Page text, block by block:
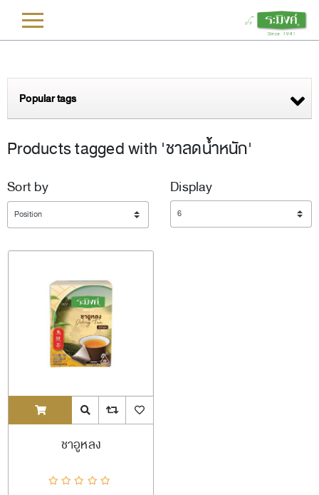
Popular tags
Products tagged with 'ชาลดน้ำหนัก'
Sort by
Display
Display
ADDTOCART Quick ViewAddToCompareList
AddToWishlist
ชาอูหลง